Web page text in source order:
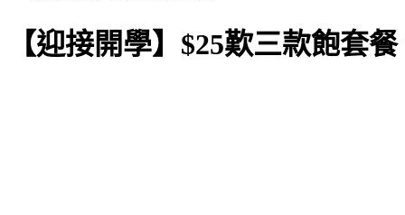
【迎接開學】$25歎三款飽套餐